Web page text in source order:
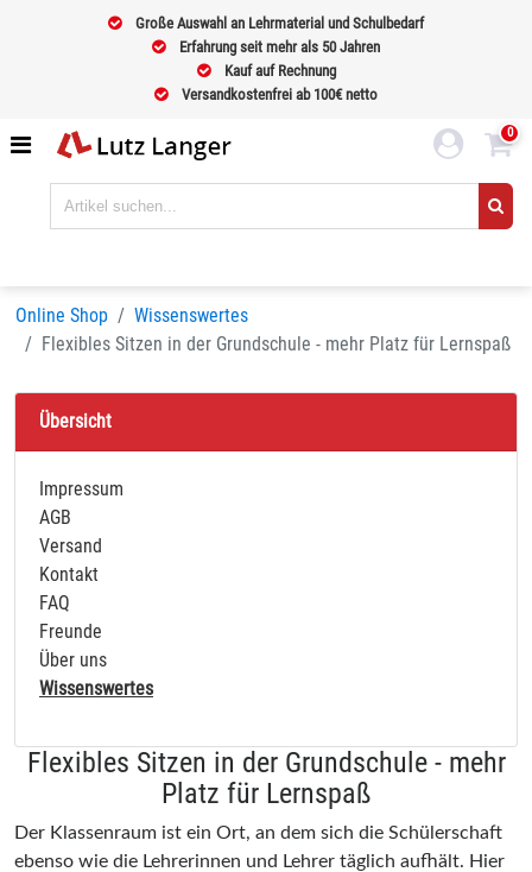
Große Auswahl an Lehrmaterial und Schulbedarf
Erfahrung seit mehr als 50 Jahren
Kauf auf Rechnung
Versandkostenfrei ab 100€ netto
0
Online Shop
Wissenswertes
Flexibles Sitzen in der Grundschule - mehr Platz für Lernspaß
Übersicht
Impressum
AGB
Versand
Kontakt
FAQ
Freunde
Über uns
Wissenswertes
Flexibles Sitzen in der Grundschule - mehr
Platz für Lernspaß
Der Klassenraum ist ein Ort, an dem sich die Schülerschaft
ebenso wie die Lehrerinnen und Lehrer täglich aufhält. Hier